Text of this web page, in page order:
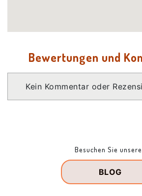
Bewertungen und
Kein Kommentar oder
Besuchen Sie
BLOG